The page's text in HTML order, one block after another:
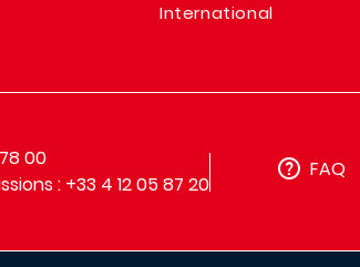
International
00
: +33 4 12 05 87 20
FAQ